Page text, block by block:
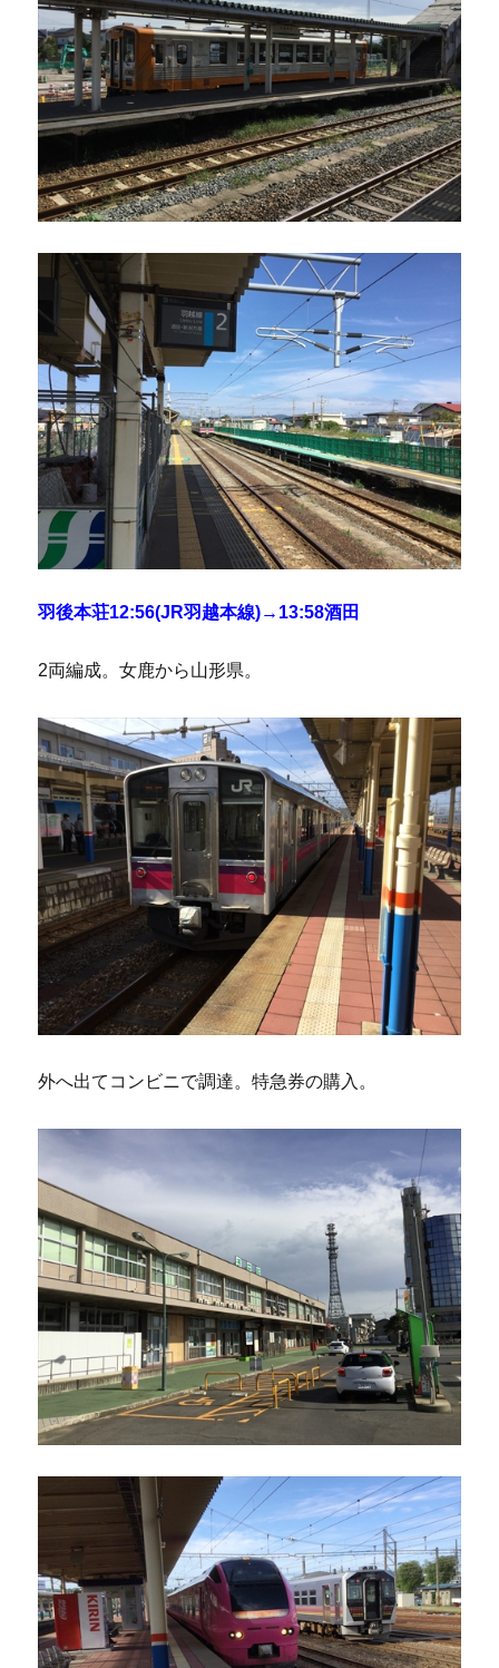
羽後本荘12:56(JR羽越本線)→13:58酒田
2両編成。女鹿から山形県。
外へ出てコンビニで調達。特急券の購入。